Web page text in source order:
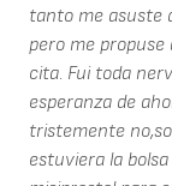
tanto me asuste
pero me propuse
cita. Fui toda
esperanza de
tristemente
estuviera la